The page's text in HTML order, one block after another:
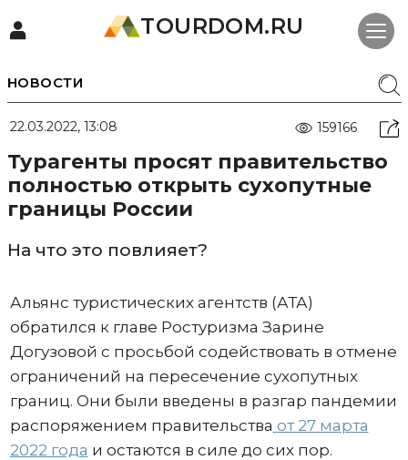
TOURDOM.RU
НОВОСТИ
22.03.2022, 13:08 159166
Турагенты просят правительство
полностью открыть сухопутные
границы России
На что это повлияет?
Альянс туристических агентств (АТА)
обратился к главе Ростуризма Зарине
Догузовой с просьбой содействовать в отмене
ограничений на пересечение сухопутных
границ. Они были введены в разгар пандемии
распоряжением правительства от 27 марта
2022 года и остаются в силе до сих пор.